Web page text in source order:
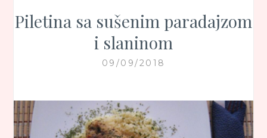
Piletina sa sušenim paradajzom
i slaninom
09/09/2018